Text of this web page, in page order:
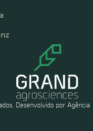
Desenvolvido por Agência